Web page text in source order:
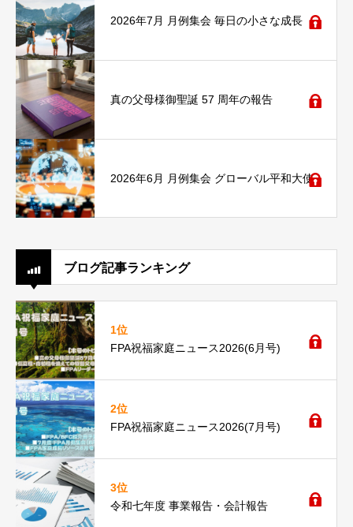
2026年7月 月例集会 毎日の小さな成長
真の父母様御聖誕 57 周年の報告
2026年6月 月例集会 グローバル平和大使
ブログ記事ランキング
1位
FPA祝福家庭ニュース2026(6月号)
2位
FPA祝福家庭ニュース2026(7月号)
3位
令和七年度 事業報告・会計報告